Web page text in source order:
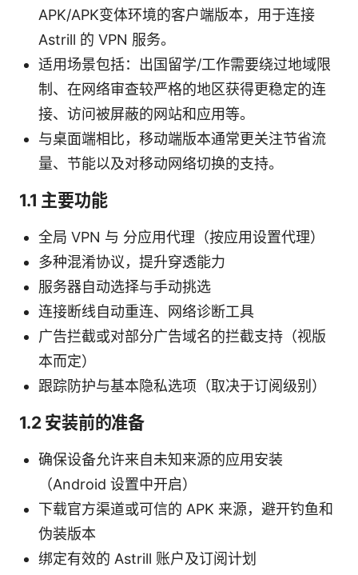
APK/APK变体环境的客户端版本，用于连接
Astrill 的 VPN 服务。
适用场景包括：出国留学/工作需要绕过地域限
制、在网络审查较严格的地区获得更稳定的连
接、访问被屏蔽的网站和应用等。
与桌面端相比，移动端版本通常更关注节省流
量、节能以及对移动网络切换的支持。
1.1 主要功能
全局 VPN 与 分应用代理（按应用设置代理）
多种混淆协议，提升穿透能力
服务器自动选择与手动挑选
连接断线自动重连、网络诊断工具
广告拦截或对部分广告域名的拦截支持（视版
本而定）
跟踪防护与基本隐私选项（取决于订阅级别）
1.2 安装前的准备
确保设备允许来自未知来源的应用安装
（Android 设置中开启）
下载官方渠道或可信的 APK 来源，避开钓鱼和
伪装版本
绑定有效的 Astrill 账户及订阅计划